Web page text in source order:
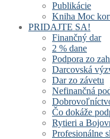
Publikácie
Kniha Moc
PRIDAJTE SA!
Finančný dar
2 % dane
Podpora zo
Darcovská
Dar zo závetu
Nefinančná
Čo dokáže
Rytieri a
Profesionálne